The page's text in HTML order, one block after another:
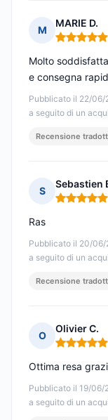
M
MARIE D.
Nota: 5 su 5
Pubblicato il 22/06/
a seguito di un
Molto
e consegna
Recensione
S
Sebastien
Nota: 5 su 5
Pubblicato il 20/06/
a seguito di un
Ras
Recensione
O
Olivier C.
Nota: 5 su 5
Pubblicato il 19/06/
a seguito di un
Ottima resa